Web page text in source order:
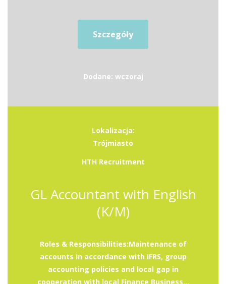
Szczegóły
Dodane: wczoraj
Lokalizacja:
Trójmiasto
HTH Recruitment
GL Accountant with English
(K/M)
Roles & Responsibilities:Maintenance of
accounts in accordance with IFRS, group
accounting policies and local gap in
cooperation with local Finance Business...